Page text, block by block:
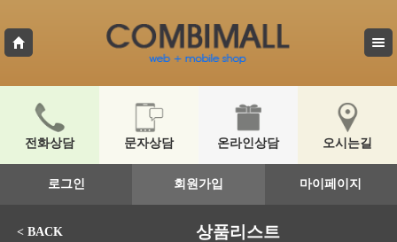
전화상담 문자상담 온라인상담 오시는길
로그인 회원가입 마이페이지
< BACK 상품리스트